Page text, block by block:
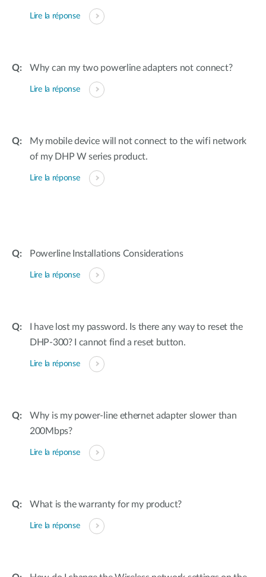
Lire la réponse
Why can my two powerline adapters not connect?
Lire la réponse
My mobile device will not connect to the wifi network
of my DHP W series product.
Lire la réponse
Powerline Installations Considerations
Lire la réponse
I have lost my password. Is there any way to reset the
DHP-300? I cannot find a reset button.
Lire la réponse
Why is my power-line ethernet adapter slower than
200Mbps?
Lire la réponse
What is the warranty for my product?
Lire la réponse